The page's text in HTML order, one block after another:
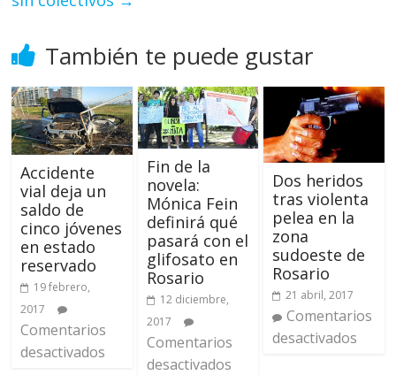
También te puede gustar
Accidente
vial deja un
saldo de
cinco jóvenes
en estado
reservado
19 febrero,
2017
Comentarios
desactivados
Fin de la
novela:
Mónica Fein
definirá qué
pasará con el
glifosato en
Rosario
12 diciembre,
2017
Comentarios
desactivados
Dos heridos
tras violenta
pelea en la
zona
sudoeste de
Rosario
21 abril, 2017
Comentarios
desactivados